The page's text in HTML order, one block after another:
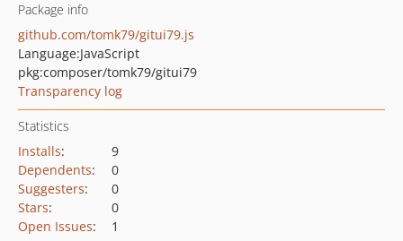
Package info
github.com/tomk79/gitui79.js
Language:JavaScript
pkg:composer/tomk79/gitui79
Transparency log
Statistics
Installs:
9
Dependents:
0
Suggesters:
0
Stars:
0
Open Issues: 1